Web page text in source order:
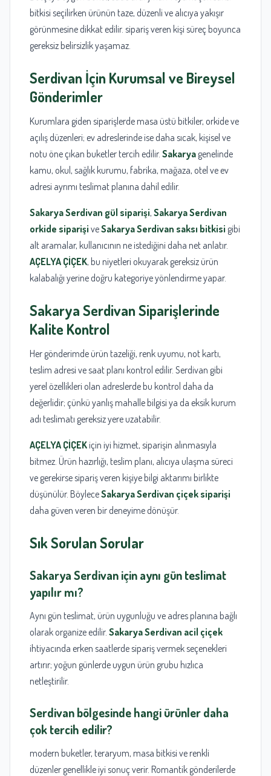
bitkisi seçilirken ürünün taze, düzenli ve alıcıya yakışır
görünmesine dikkat edilir. sipariş veren kişi süreç boyunca
gereksiz belirsizlik yaşamaz.
Serdivan İçin Kurumsal ve Bireysel
Gönderimler
Kurumlara giden siparişlerde masa üstü bitkiler, orkide ve
açılış düzenleri; ev adreslerinde ise daha sıcak, kişisel ve
notu öne çıkan buketler tercih edilir. Sakarya genelinde
kamu, okul, sağlık kurumu, fabrika, mağaza, otel ve ev
adresi ayrımı teslimat planına dahil edilir.
Sakarya Serdivan gül siparişi, Sakarya Serdivan
orkide siparişi veSakarya Serdivan saksı bitkisi gibi
alt aramalar, kullanıcının ne istediğini daha net anlatır.
AÇELYA ÇİÇEK, bu niyetleri okuyarak gereksiz ürün
kalabalığı yerine doğru kategoriye yönlendirme yapar.
SakaryaSerdivan Siparişlerinde
Kalite Kontrol
Her gönderimde ürün tazeliği, renk uyumu, not kartı,
teslim adresi ve saat planı kontrol edilir. Serdivan gibi
yerel özellikleri olan adreslerde bu kontrol daha da
değerlidir; çünkü yanlış mahalle bilgisi ya da eksik kurum
adı teslimatı gereksiz yere uzatabilir.
AÇELYA ÇİÇEK için iyi hizmet, siparişin alınmasıyla
bitmez. Ürün hazırlığı, teslim planı, alıcıya ulaşma süreci
ve gerekirse sipariş veren kişiye bilgi aktarımı birlikte
düşünülür. BöyleceSakarya Serdivan çiçek siparişi
daha güven veren bir deneyime dönüşür.
Sık Sorulan Sorular
Sakarya Serdivaniçin aynı gün teslimat
yapılır mı?
Aynı gün teslimat, ürün uygunluğu ve adres planına bağlı
olarak organize edilir. Sakarya Serdivan acil çiçek
ihtiyacında erken saatlerde sipariş vermek seçenekleri
artırır; yoğun günlerde uygun ürün grubu hızlıca
netleştirilir.
Serdivan bölgesinde hangi ürünler daha
çok tercih edilir?
modern buketler, teraryum, masa bitkisi ve renkli
düzenler genellikle iyi sonuç verir. Romantik gönderilerde